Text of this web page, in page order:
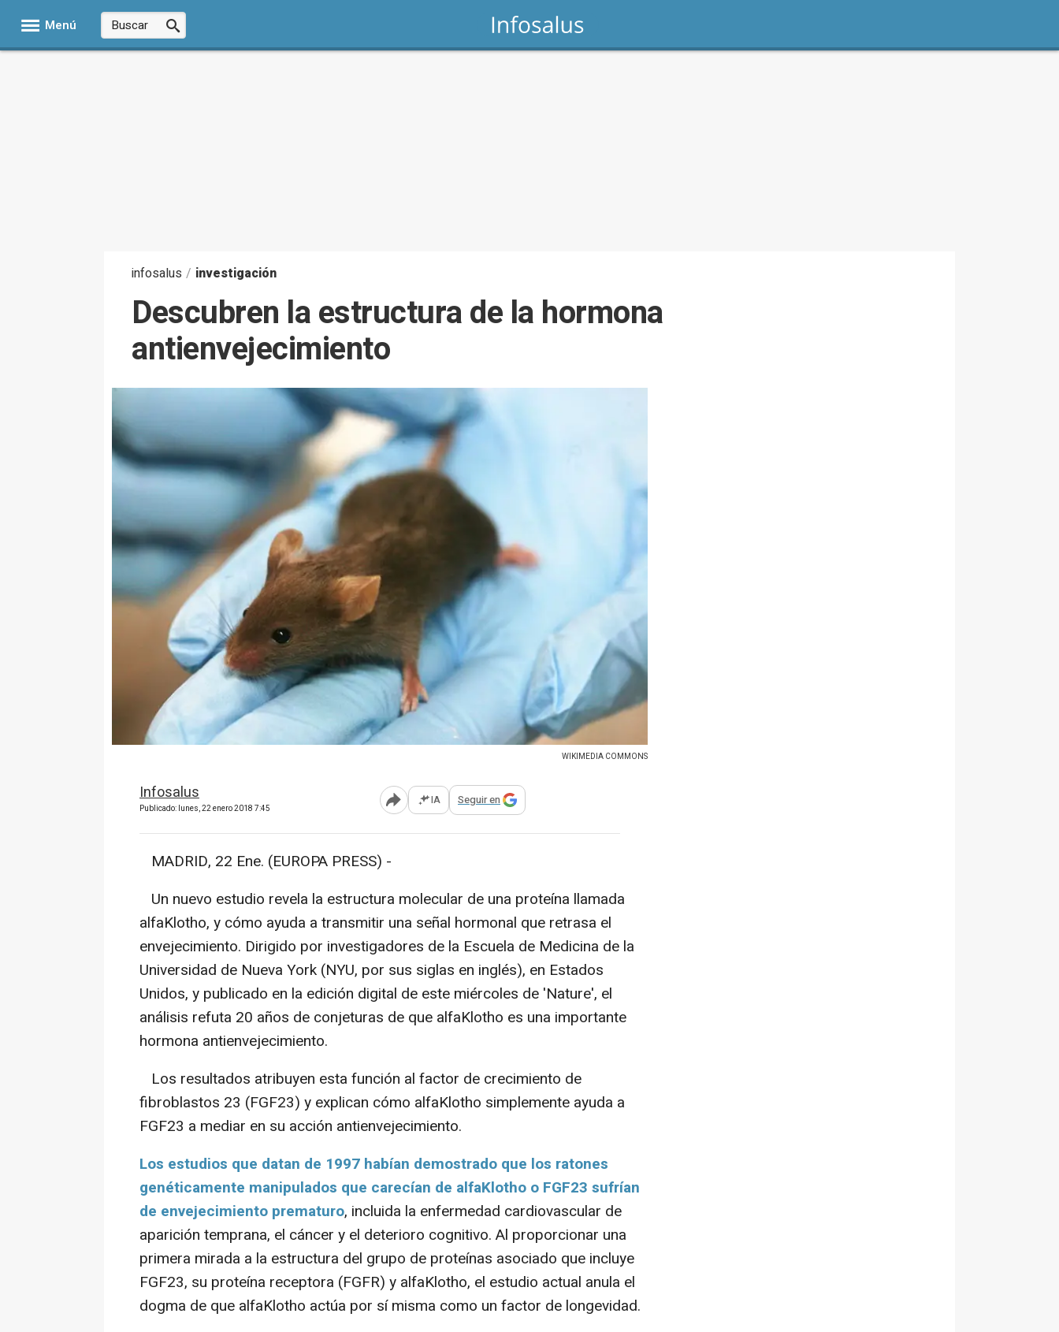
Menú
infosalus / investigación
Descubren la estructura de la hormona
antienvejecimiento
WIKIMEDIA COMMONS
Infosalus
Publicado: lunes, 22 enero 2018 7:45 Abrir opciones para compartir
IA Seguir en
MADRID, 22 Ene. (EUROPA PRESS) -
Un nuevo estudio revela la estructura molecular de una proteína llamada
alfaKlotho, y cómo ayuda a transmitir una señal hormonal que retrasa el
envejecimiento. Dirigido por investigadores de la Escuela de Medicina de la
Universidad de Nueva York (NYU, por sus siglas en inglés), en Estados
Unidos, y publicado en la edición digital de este miércoles de 'Nature', el
análisis refuta 20 años de conjeturas de que alfaKlotho es una importante
hormona antienvejecimiento.
Los resultados atribuyen esta función al factor de crecimiento de
fibroblastos 23 (FGF23) y explican cómo alfaKlotho simplemente ayuda a
FGF23 a mediar en su acción antienvejecimiento.
Los estudios que datan de 1997 habían demostrado que los ratones
genéticamente manipulados que carecían de alfaKlotho o FGF23 sufrían
de envejecimiento prematuro, incluida la enfermedad cardiovascular de
aparición temprana, el cáncer y el deterioro cognitivo. Al proporcionar una
primera mirada a la estructura del grupo de proteínas asociado que incluye
FGF23, su proteína receptora (FGFR) y alfaKlotho, el estudio actual anula el
dogma de que alfaKlotho actúa por sí misma como un factor de longevidad.